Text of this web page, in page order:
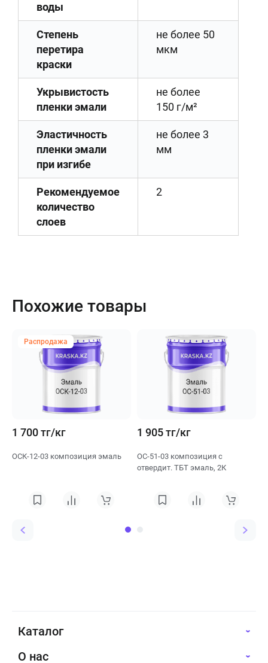
воды
Степень
перетира
краски
не более 50
мкм
Укрывистость
пленки эмали
не более
150 г/м²
Эластичность
пленки эмали
при изгибе
не более 3
мм
Рекомендуемое
количество
слоев
2
Похожие товары
Распродажа
1 700 тг/кг
ОСК-12-03 композиция эмаль
1 905 тг/кг
ОС-51-03 композиция с
отвердит. ТБТ эмаль, 2К
Каталог
О нас